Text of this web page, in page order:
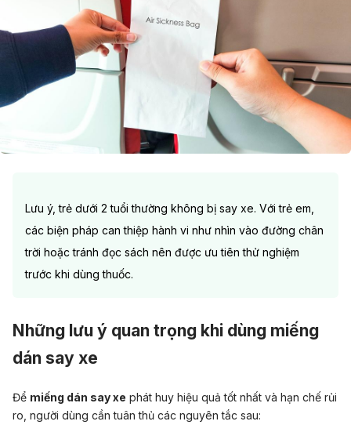
Lưu ý, trẻ dưới 2 tuổi thường không bị say xe. Với trẻ em,
các biện pháp can thiệp hành vi như nhìn vào đường chân
trời hoặc tránh đọc sách nên được ưu tiên thử nghiệm
trước khi dùng thuốc.
Những lưu ý quan trọng khi dùng miếng
dán say xe
Để miếng dán say xe phát huy hiệu quả tốt nhất và hạn chế rủi
ro, người dùng cần tuân thủ các nguyên tắc sau: